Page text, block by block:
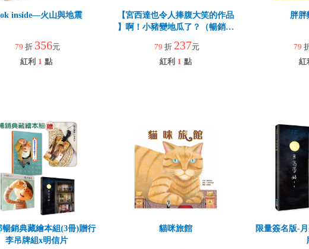
inside—火山與地震
79 折 356元
紅利 1 點
【宮西達也令人捧腹大笑的作品
】啊！小豬變地瓜了？（暢銷增
79 折 237元
紅利 1 點
胖胖
79
紅
暢銷典藏繪本組(3冊)贈行
李吊牌組x明信片
貓咪旅館
限量簽名版-